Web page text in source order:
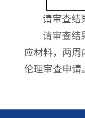
请审查结
请审查结
应材料，两周
伦理审查申请